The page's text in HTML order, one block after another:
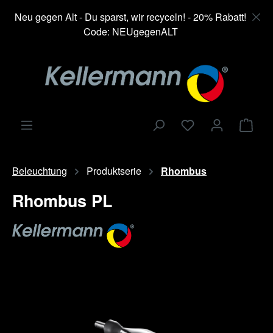
springen
Neu gegen Alt - Du sparst, wir recyceln! - 20% Rabatt!
Code: NEUgegenALT
Beleuchtung Produktserie Rhombus
Rhombus PL